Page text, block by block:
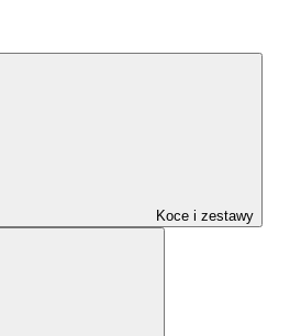
Koce i zestawy